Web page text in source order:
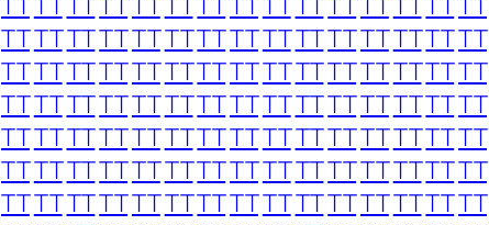
TTTTTTTTTTTTTTTTTTTTTTTTTTTTTT
TTTTTTTTTTTTTTTTTTTTTTTTTTTTTT
TTTTTTTTTTTTTTTTTTTTTTTTTTTTTT
TTTTTTTTTTTTTTTTTTTTTTTTTTTTTT
TTTTTTTTTTTTTTTTTTTTTTTTTTTTTT
TTTTTTTTTTTTTTTTTTTTTTTTTTTTTT